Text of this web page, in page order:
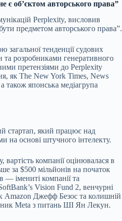
є об’єктом авторського права”
Perplexity, висловив
предметом авторського права”.
загальної тенденції судових
та розробниками генеративного
претензіями до Perplexity
як The New York Times, News
також японська медіагрупа
стартап, який працює над
на основі штучного інтелекту.
компанії оцінювалася в
за $500 мільйонів на початок
— імениті компанії та
Vision Fund 2, венчурні
Amazon Джефф Безос та колишній
Meta з питань ШІ Ян Лекун.